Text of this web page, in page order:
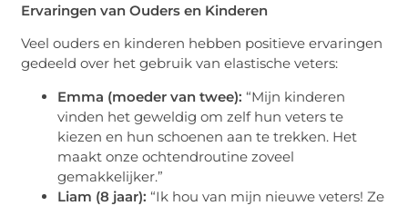
Ervaringen van Ouders en Kinderen
Veel ouders en kinderen hebben positieve ervaringen
gedeeld over het gebruik van elastische veters:
Emma (moeder van twee): “Mijn kinderen
vinden het geweldig om zelf hun veters te
kiezen en hun schoenen aan te trekken. Het
maakt onze ochtendroutine zoveel
gemakkelijker.”
Liam (8 jaar): “Ik hou van mijn nieuwe veters! Ze